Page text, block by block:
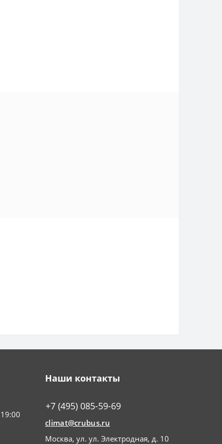
Наши контакты
+7 (495) 085-59-69
climat@crubus.ru
Москва, ул. ул. Электродная, д. 10